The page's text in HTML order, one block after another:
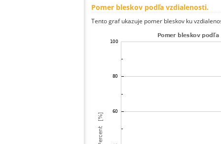
Pomer bleskov podľa vzdialenosti.
Tento graf ukazuje pomer bleskov ku